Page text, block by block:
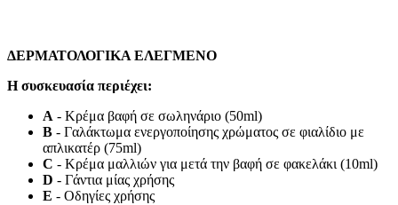
ΔΕΡΜΑΤΟΛΟΓΙΚΑ ΕΛΕΓΜΕΝΟ
Η συσκευασία περιέχει:
A - Κρέμα βαφή σε σωληνάριο (50ml)
B - Γαλάκτωμα ενεργοποίησης χρώματος σε φιαλίδιο με
απλικατέρ (75ml)
C - Κρέμα μαλλιών για μετά την βαφή σε φακελάκι (10ml)
D - Γάντια μίας χρήσης
E - Οδηγίες χρήσης